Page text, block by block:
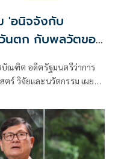
'อนิจจังกับ
วันตก กับพลวัตของ
บัณฑิต อดีตรัฐมนตรีว่าการ
วิจัยและนวัตกรรม เผย
นี้